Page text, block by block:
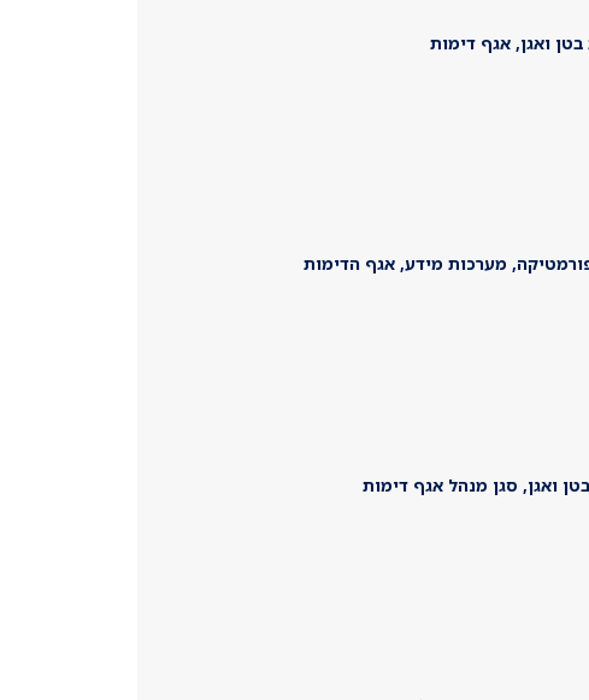
ואגן, אגף דימות
מערכות מידע, אגף הדימות
ואגן, סגן מנהל אגף דימות